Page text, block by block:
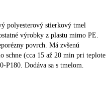
polyesterový stierkový tmel
výrobky z plastu mimo PE.
povrch. Má zvšenú
schne (cca 15 až 20 min pri teplote
P180. Dodáva sa s tmelom.